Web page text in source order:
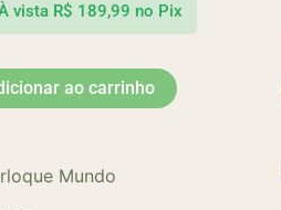
vista R$ 189,99 no Pix
ao carrinho